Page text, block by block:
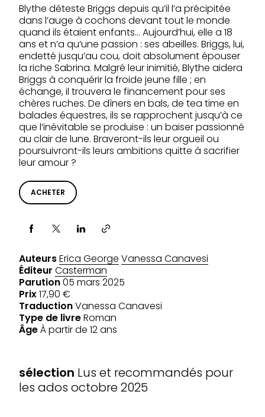
Blythe déteste Briggs depuis qu’il l’a précipitée
dans l’auge à cochons devant tout le monde
quand ils étaient enfants… Aujourd’hui, elle a 18
ans et n’a qu’une passion : ses abeilles. Briggs, lui,
endetté jusqu’au cou, doit absolument épouser
la riche Sabrina. Malgré leur inimitié, Blythe aidera
Briggs à conquérir la froide jeune fille ; en
échange, il trouvera le financement pour ses
chères ruches. De dîners en bals, de tea time en
balades équestres, ils se rapprochent jusqu’à ce
que l’inévitable se produise : un baiser passionné
au clair de lune. Braveront-ils leur orgueil ou
poursuivront-ils leurs ambitions quitte à sacrifier
leur amour ?
ACHETER
Partager via
AuteursErica George Vanessa Canavesi
Éditeur Casterman
Parution05 mars 2025
Prix17,90 €
TraductionVanessa Canavesi
Type de livreRoman
ÂgeÀ partir de 12 ans
SÉLECTIONS
sélection Lus et recommandés pour
les ados octobre 2025